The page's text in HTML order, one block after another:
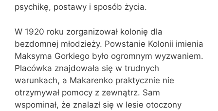
psychikę, postawy i sposób życia.
W 1920 roku zorganizował kolonię dla
bezdomnej młodzieży. Powstanie Kolonii imienia
Maksyma Gorkiego było ogromnym wyzwaniem.
Placówka znajdowała się w trudnych
warunkach, a Makarenko praktycznie nie
otrzymywał pomocy z zewnątrz. Sam
wspominał, że znalazł się w lesie otoczony